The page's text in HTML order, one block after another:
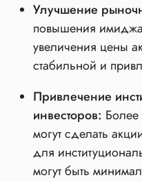
Улучшение
повышения
увеличения цены
стабильной и
Привлечение
инвесторов:
могут сделать
для
могут быть